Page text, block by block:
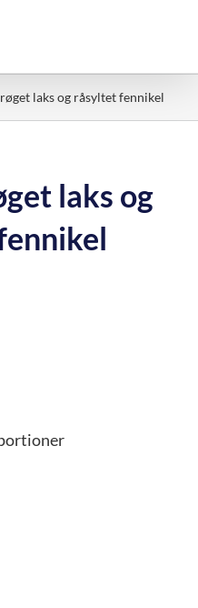
laks og råsyltet fennikel
laks og